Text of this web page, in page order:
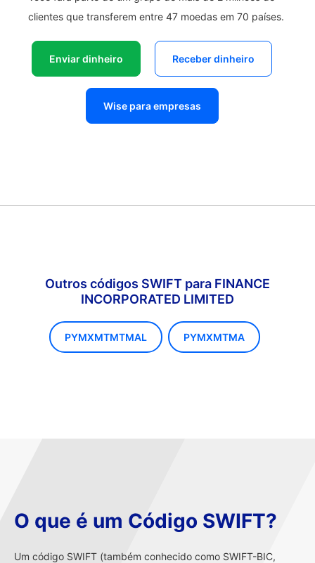
clientes que transferem entre 47 moedas em 70 países.
Enviar dinheiro Receber dinheiro
Wise para empresas
Outros códigos SWIFT para FINANCE
INCORPORATED LIMITED
PYMXMTMTMAL PYMXMTMA
O que é um Código SWIFT?
Um código SWIFT (também conhecido como SWIFT-BIC,